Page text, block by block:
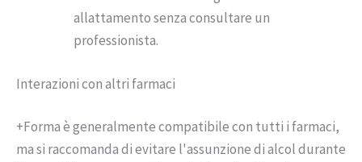
allattamento senza consultare un
professionista.
Interazioni con altri farmaci
+Forma è generalmente compatibile con tutti i farmaci,
ma si raccomanda di evitare l'assunzione di alcol durante